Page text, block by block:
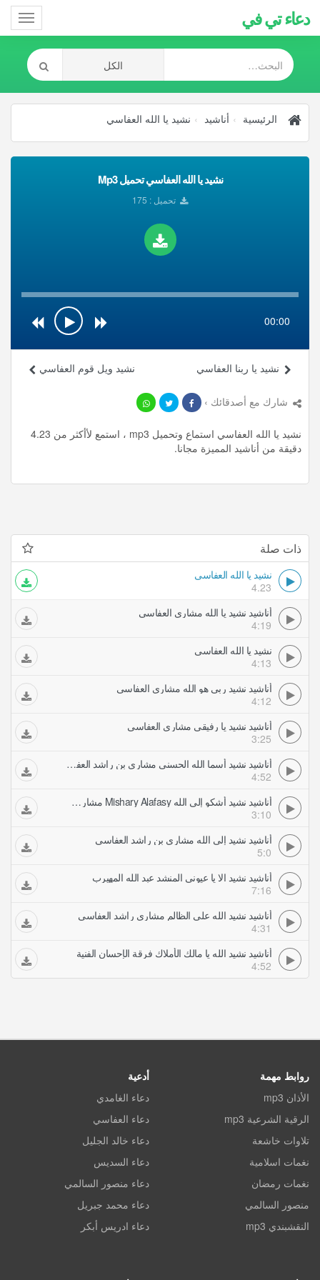
دعاء تي في
الرئيسية أناشيد نشيد يا الله العفاسي
نشيد يا الله العفاسي تحميل Mp3
تحميل : 175
00:00
نشيد ويل قوم العفاسي نشيد يا ربنا العفاسي
شارك مع أصدقائك ›
نشيد يا الله العفاسي استماع وتحميل mp3 ، استمع لأأكثر من 4.23
دقيقة من أناشيد المميزة مجانا.
ذات صلة
نشيد يا الله العفاسي
4.23
أناشيد نشيد يا الله مشاري العفاسي
4:19
نشيد يا الله العفاسي
4:13
أناشيد نشيد ربي هو الله مشاري العفاسي
4:12
أناشيد نشيد يا رفيقي مشاري العفاسي
3:25
أناشيد نشيد أسما الله الحسنى مشاري بن راشد العفاسي
4:52
أناشيد نشيد أشكو إلى الله Mishary Alafasy مشاري العفاسي
3:10
أناشيد نشيد إلى الله مشاري بن راشد العفاسي
5:0
أناشيد نشيد الا يا عيوني المنشد عبد الله المهيرب
7:16
أناشيد نشيد الله على الظالم مشاري راشد العفاسي
4:31
أناشيد نشيد الله يا مالك الأملاك فرقة الإحسان الفنية
4:52
روابط مهمة
الأذان mp3
الرقية الشرعية mp3
تلاوات خاشعة
نغمات اسلامية
نغمات رمضان
منصور السالمي
النقشبندي mp3
أدعية
دعاء الغامدي
دعاء العفاسي
دعاء خالد الجليل
دعاء السديس
دعاء منصور السالمي
دعاء محمد جبريل
دعاء ادريس أبكر